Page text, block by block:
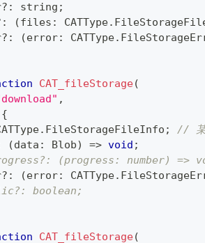
? : string ;
: (files : CATType.
? : (error: CATType.
CAT_fileStorage(
,
{
. FileStorageFileInfo ;
// 某
(data : Blob) => void ;
(progress: number) =>
? : (error: CATType.
boolean;
CAT_fileStorage(